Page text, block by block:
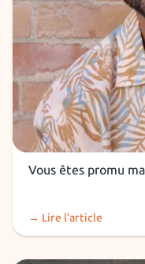
Devenir manager
Vous êtes promu
→ Lire l’article